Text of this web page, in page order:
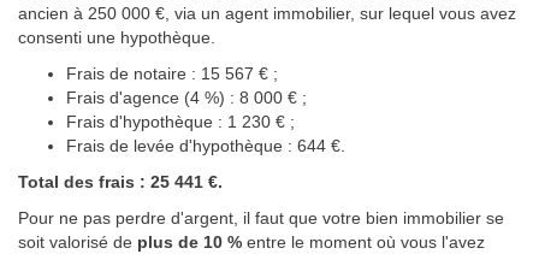
ancien à 250 000 €, via un agent immobilier, sur lequel vous avez
consenti une hypothèque.
Frais de notaire : 15 567 € ;
Frais d'agence (4 %) : 8 000 € ;
Frais d'hypothèque : 1 230 € ;
Frais de levée d'hypothèque : 644 €.
Total des frais : 25 441 €.
Pour ne pas perdre d'argent, il faut que votre bien immobilier se
soit valorisé de plus de 10 % entre le moment où vous l'avez